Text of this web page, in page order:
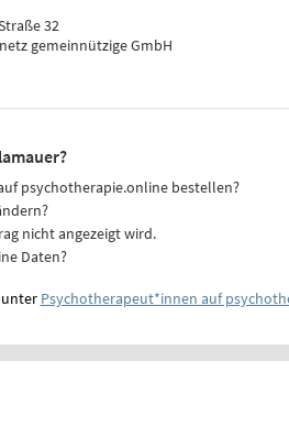
32
gemeinnützige GmbH
psychotherapie.online bestellen?
nicht angezeigt wird.
Daten?
Psychotherapeut*innen auf